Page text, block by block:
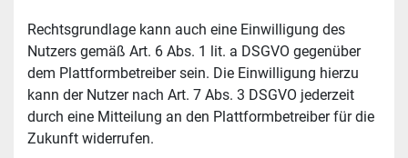
Rechtsgrundlage kann auch eine Einwilligung des
Nutzers gemäß Art. 6 Abs. 1 lit. a DSGVO gegenüber
dem Plattformbetreiber sein. Die Einwilligung hierzu
kann der Nutzer nach Art. 7 Abs. 3 DSGVO jederzeit
durch eine Mitteilung an den Plattformbetreiber für die
Zukunft widerrufen.